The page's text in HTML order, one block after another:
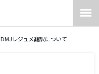
DMJレジュメ翻訳について